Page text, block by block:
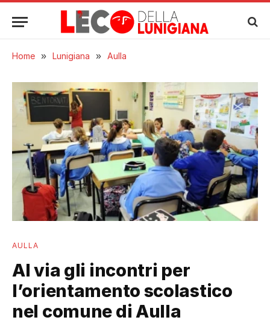
Home » Lunigiana » Aulla
AULLA
Al via gli incontri per
l’orientamento scolastico
nel comune di Aulla